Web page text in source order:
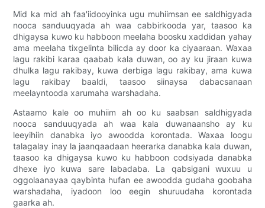
Mid ka mid ah faa'iidooyinka ugu muhiimsan ee saldhigyada
nooca sanduuqyada ah waa cabbirkooda yar, taasoo ka
dhigaysa kuwo ku habboon meelaha boosku xaddidan yahay
ama meelaha tixgelinta bilicda ay door ka ciyaaraan. Waxaa
lagu rakibi karaa qaabab kala duwan, oo ay ku jiraan kuwa
dhulka lagu rakibay, kuwa derbiga lagu rakibay, ama kuwa
lagu rakibay baaldi, taasoo siinaysa dabacsanaan
meelayntooda xarumaha warshadaha.
Astaamo kale oo muhiim ah oo ku saabsan saldhigyada
nooca sanduuqyada ah waa kala duwanaansho ay ku
leeyihiin danabka iyo awoodda korontada. Waxaa loogu
talagalay inay la jaanqaadaan heerarka danabka kala duwan,
taasoo ka dhigaysa kuwo ku habboon codsiyada danabka
dhexe iyo kuwa sare labadaba. La qabsigani wuxuu u
oggolaanayaa qaybinta hufan ee awoodda gudaha goobaha
warshadaha, iyadoon loo eegin shuruudaha korontada
gaarka ah.